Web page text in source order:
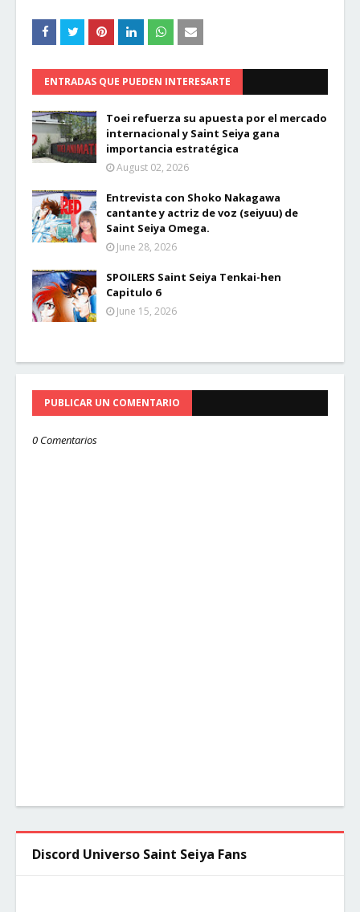
ENTRADAS QUE PUEDEN INTERESARTE
Toei refuerza su apuesta por el mercado
internacional y Saint Seiya gana
importancia estratégica
August 02, 2026
Entrevista con Shoko Nakagawa
cantante y actriz de voz (seiyuu) de
Saint Seiya Omega.
June 28, 2026
SPOILERS Saint Seiya Tenkai-hen
Capitulo 6
June 15, 2026
PUBLICAR UN COMENTARIO
0 Comentarios
Discord Universo Saint Seiya Fans